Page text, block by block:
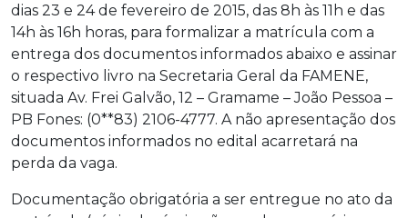
dias 23 e 24 de fevereiro de 2015, das 8h às 11h e das
14h às 16h horas, para formalizar a matrícula com a
entrega dos documentos informados abaixo e assinar
o respectivo livro na Secretaria Geral da FAMENE,
situada Av. Frei Galvão, 12 – Gramame – João Pessoa –
PB Fones: (0**83) 2106-4777. A não apresentação dos
documentos informados no edital acarretará na
perda da vaga.
Documentação obrigatória a ser entregue no ato da